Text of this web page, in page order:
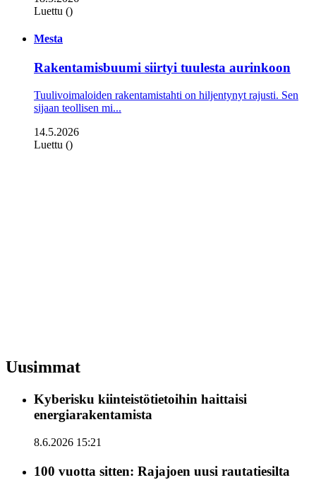
Luettu ()
Mesta
Rakentamisbuumi siirtyi tuulesta aurinkoon
Tuulivoimaloiden rakentamistahti on hiljentynyt rajusti. Sen
sijaan teollisen mi...
14.5.2026
Luettu ()
Uusimmat
Kyberisku kiinteistötietoihin haittaisi
energiarakentamista
8.6.2026 15:21
100 vuotta sitten: Rajajoen uusi rautatiesilta